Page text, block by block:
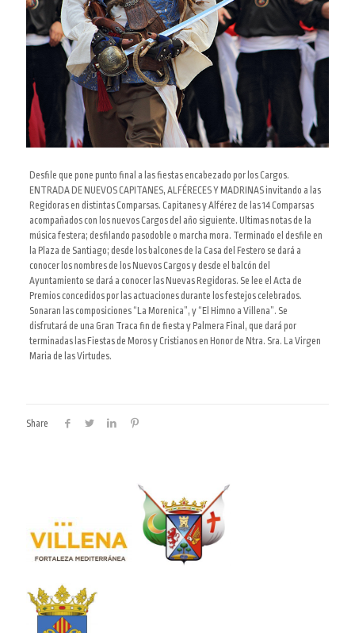
Desfile que pone punto final a las fiestas encabezado por los Cargos.
ENTRADA DE NUEVOS CAPITANES, ALFÉRECES Y MADRINAS invitando a las
Regidoras en distintas Comparsas. Capitanes y Alférez de las 14 Comparsas
acompañados con los nuevos Cargos del año siguiente. Ultimas notas de la
música festera; desfilando pasodoble o marcha mora. Terminado el desfile en
la Plaza de Santiago; desde los balcones de la Casa del Festero se dará a
conocer los nombres de los Nuevos Cargos y desde el balcón del
Ayuntamiento se dará a conocer las Nuevas Regidoras. Se lee el Acta de
Premios concedidos por las actuaciones durante los festejos celebrados.
Sonaran las composiciones “La Morenica”, y “El Himno a Villena”. Se
disfrutará de una Gran Traca fin de fiesta y Palmera Final, que dará por
terminadas las Fiestas de Moros y Cristianos en Honor de Ntra. Sra. La Virgen
Maria de las Virtudes.
Share